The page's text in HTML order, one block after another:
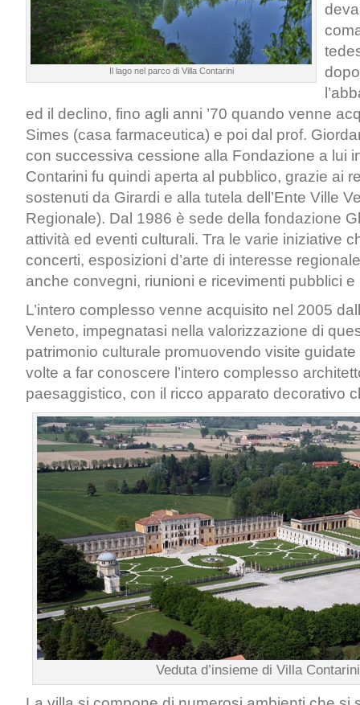
Il lago nel parco di Villa Contarini
ed il declino, fino agli anni ’70 quando venne
Simes (casa farmaceutica) e poi dal prof.
con successiva cessione alla Fondazione a lui
Contarini fu quindi aperta al pubblico, grazie ai
sostenuti da Girardi e alla tutela dell’Ente Ville
Regionale). Dal 1986 è sede della fondazione
attività ed eventi culturali. Tra le varie iniziative
concerti, esposizioni d’arte di interesse
anche convegni, riunioni e ricevimenti pubblici e
L’intero complesso venne acquisito nel 2005
Veneto, impegnatasi nella valorizzazione di
patrimonio culturale promuovendo visite
volte a far conoscere l’intero complesso
paesaggistico, con il ricco apparato decorativo
Veduta d’insieme di Villa Contarini